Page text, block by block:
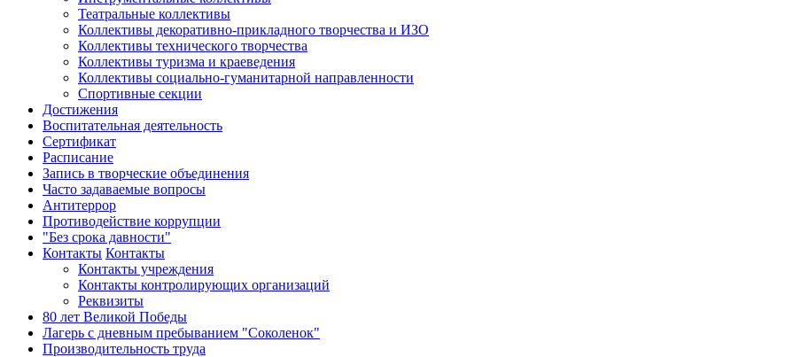
Театральные коллективы
Коллективы декоративно-прикладного творчества и ИЗО
Коллективы технического творчества
Коллективы туризма и краеведения
Коллективы социально-гуманитарной направленности
Спортивные секции
Достижения
Воспитательная деятельность
Cертификат
Расписание
Запись в творческие объединения
Часто задаваемые вопросы
Антитеррор
Противодействие коррупции
"Без срока давности"
Контакты Контакты
Контакты учреждения
Контакты контролирующих организаций
Реквизиты
80 лет Великой Победы
Лагерь с дневным пребыванием "Соколенок"
Производительность труда